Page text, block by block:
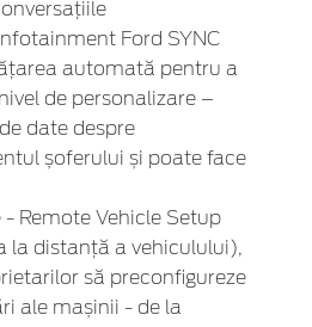
Ford SYNC
automată pentru a
de personalizare –
date despre
șoferului și poate face
Remote Vehicle Setup
la distanță a vehiculului),
să preconfigureze
ale mașinii - de la